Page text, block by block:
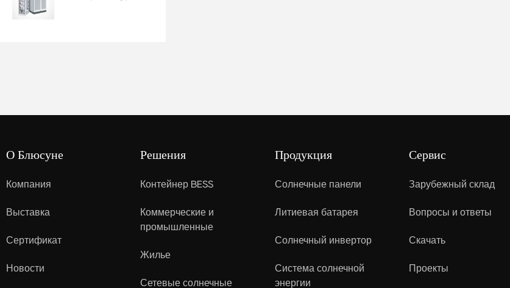
О Блюсуне
Компания
Выставка
Сертификат
Новости
Решения
Контейнер BESS
Коммерческие и
промышленные
Жилье
Сетевые солнечные
Продукция
Солнечные панели
Литиевая батарея
Солнечный инвертор
Система солнечной
энергии
Сервис
Зарубежный склад
Вопросы и ответы
Скачать
Проекты